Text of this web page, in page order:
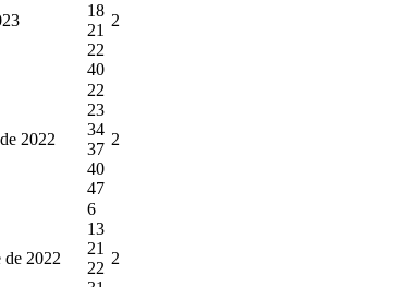
18
21
22
40
2
2022
22
23
34
37
40
47
2
2022
6
13
21
22
2